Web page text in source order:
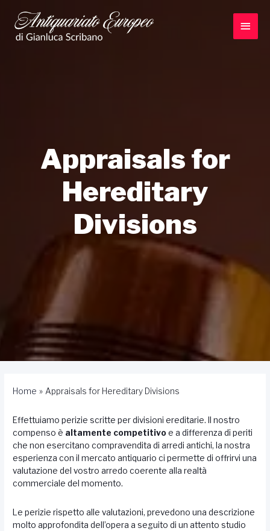
contenuto
Appraisals for
Hereditary
Divisions
Home Appraisals for Hereditary Divisions
Effettuiamo perizie scritte per divisioni ereditarie. Il nostro
compenso è altamente competitivo e a differenza di periti
che non esercitano compravendita di arredi antichi, la nostra
esperienza con il mercato antiquario ci permette di offrirvi una
valutazione del vostro arredo coerente alla realtà
commerciale del momento.
Le perizie rispetto alle valutazioni, prevedono una descrizione
molto approfondita dell’opera a seguito di un attento studio